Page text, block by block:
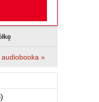
»